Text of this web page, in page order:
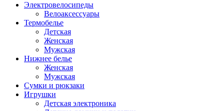
Электровелосипеды
Велоаксессуары
Термобелье
Детская
Женская
Мужская
Нижнее белье
Женская
Мужская
Сумки и рюкзаки
Игрушки
Детская электроника